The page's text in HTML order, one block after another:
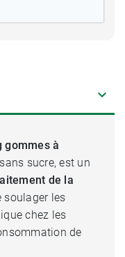
gommes à
sucre, est un
de la
soulager les
chez les
de